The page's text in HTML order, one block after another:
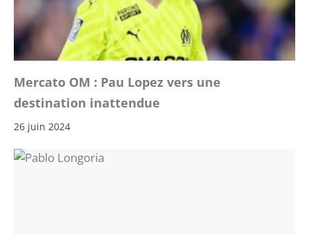
Mercato OM : Pau Lopez vers une
destination inattendue
26 juin 2024